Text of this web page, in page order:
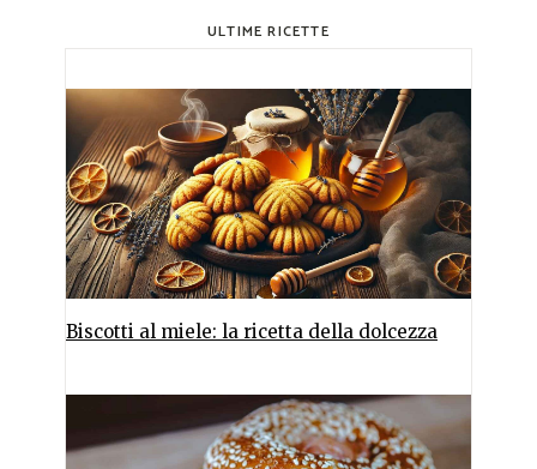
ULTIME RICETTE
Biscotti al miele: la ricetta della dolcezza